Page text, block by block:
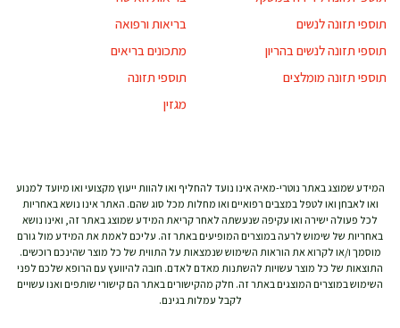
תוספי תזונה לנשים
תוספי תזונה לנשים בהריון
תוספי תזונה מומלצים
בריאות ורפואה
מתכונים בריאים
תוספי תזונה
מגזין
המידע שמוצג באתר נוטרי-מאיה אינו נועד להחליף ואו להוות ייעוץ מקצועי ואו מיועד למנוע
ואו לאבחן ואו לטפל במצבים רפואיים ואו מחלות מכל סוג שהם. האתר אינו נושא באחריות
לכל פעולה ישירה ואו עקיפה שנעשתה לאחר קריאת המידע שמוצג באתר זה, ואינו נושא
באחריות של שימוש לרעה במוצרים המופיעים באתר זה. עליכם לאמת את המידע מול גורם
מוסמך ו/או לקרוא את הוראות השימוש שנמצאות על התווית של כל מוצר שהינכם רוכשים.
התוצאות של כל מוצר עשויות להשתנות מאדם לאדם. חובה להיוועץ עם הרופא שלכם לפני
השימוש במוצרים המוצגים באתר זה. חלק מהקישורים באתר הם קישורי שותפים ואנו עשויים
לקבל עמלות בגינם.